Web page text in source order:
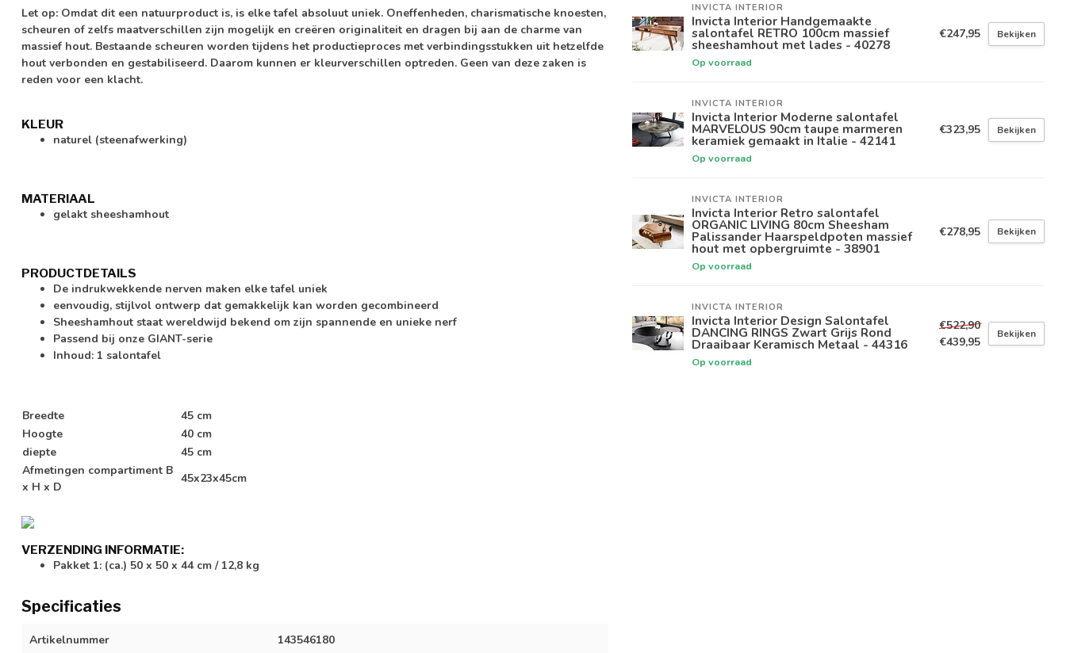
Let op: Omdat dit een natuurproduct is, is elke tafel absoluut uniek. Oneffenheden, charismatische knoesten,
scheuren of zelfs maatverschillen zijn mogelijk en creëren originaliteit en dragen bij aan de charme van
massief hout. Bestaande scheuren worden tijdens het productieproces met verbindingsstukken uit hetzelfde
hout verbonden en gestabiliseerd. Daarom kunnen er kleurverschillen optreden. Geen van deze zaken is
reden voor een klacht.
KLEUR
naturel (steenafwerking)
MATERIAAL
gelakt sheeshamhout
PRODUCTDETAILS
De indrukwekkende nerven maken elke tafel uniek
eenvoudig, stijlvol ontwerp dat gemakkelijk kan worden gecombineerd
Sheeshamhout staat wereldwijd bekend om zijn spannende en unieke nerf
Passend bij onze GIANT-serie
Inhoud: 1 salontafel
Breedte
45 cm
Hoogte
40 cm
diepte
45 cm
Afmetingen compartiment B
x H x D
45x23x45cm
VERZENDING INFORMATIE:
Pakket 1: (ca.) 50 x 50 x 44 cm / 12,8 kg
Specificaties
Artikelnummer 143546180
INVICTA INTERIOR
Invicta Interior Handgemaakte
salontafel RETRO 100cm massief
sheeshamhout met lades - 40278
Op voorraad
€247,95 Bekijken
INVICTA INTERIOR
Invicta Interior Moderne salontafel
MARVELOUS 90cm taupe marmeren
keramiek gemaakt in Italie - 42141
Op voorraad
€323,95 Bekijken
INVICTA INTERIOR
Invicta Interior Retro salontafel
ORGANIC LIVING 80cm Sheesham
Palissander Haarspeldpoten massief
hout met opbergruimte - 38901
Op voorraad
€278,95 Bekijken
INVICTA INTERIOR
Invicta Interior Design Salontafel
DANCING RINGS Zwart Grijs Rond
Draaibaar Keramisch Metaal - 44316
Op voorraad
€522,90
€439,95
Bekijken